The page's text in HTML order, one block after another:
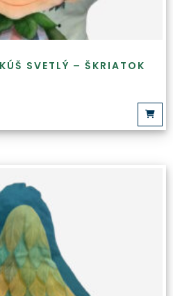
SVETLÝ – ŠKRIATOK